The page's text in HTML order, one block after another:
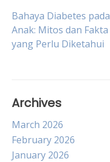
Post
navigation
Bahaya Diabetes pada
Anak: Mitos dan Fakta
yang Perlu Diketahui
Archives
March 2026
February 2026
January 2026